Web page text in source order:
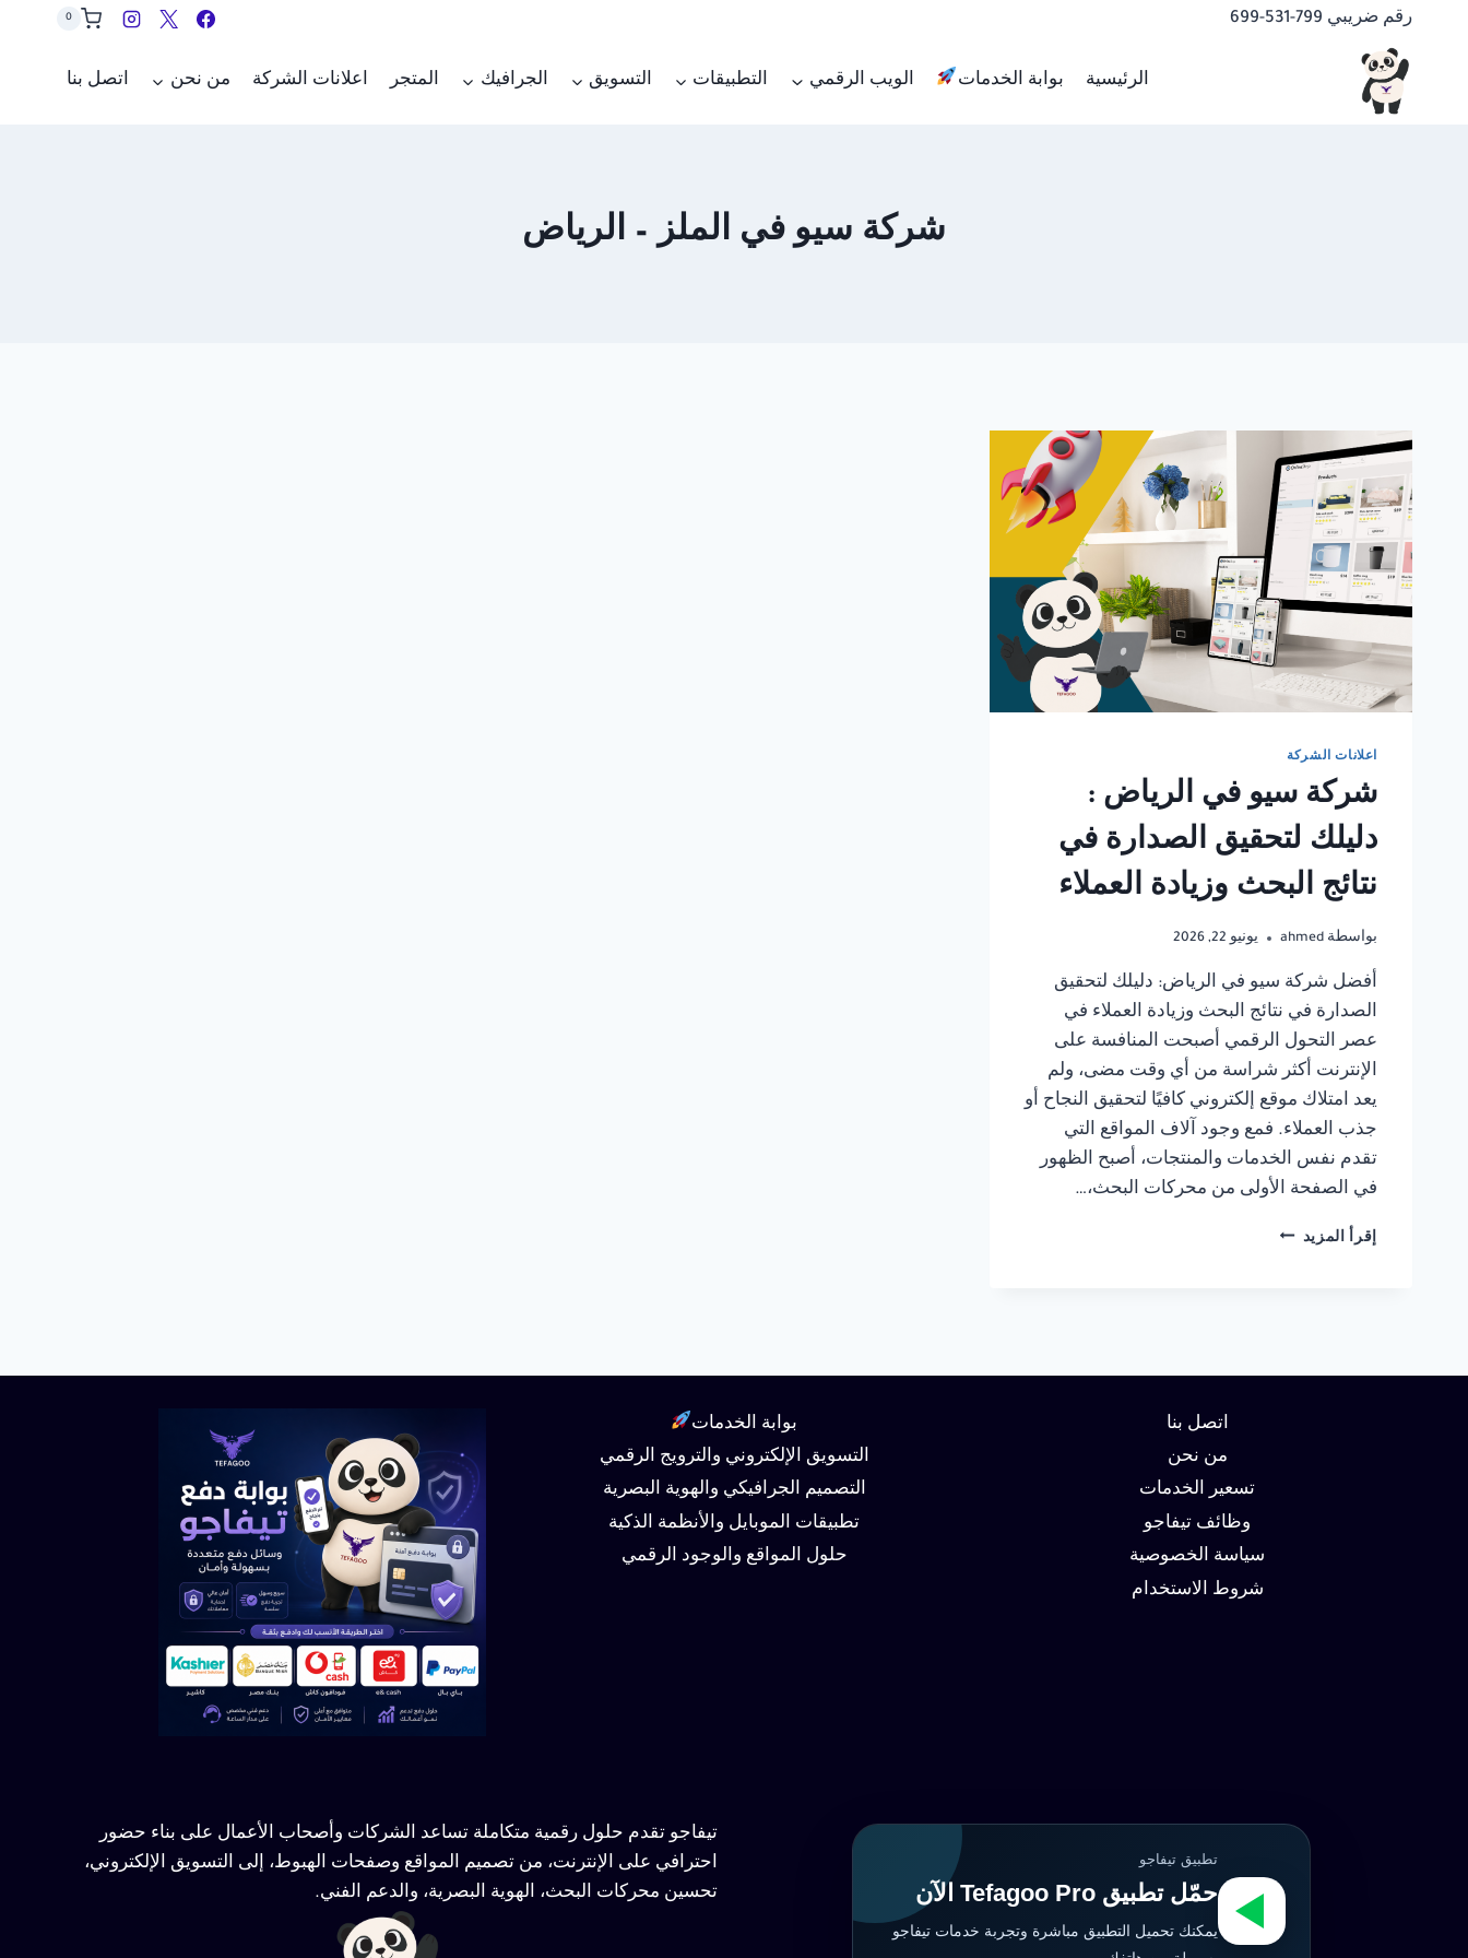
المحتوى
رقم ضريبي 799-531-699 0
الرئيسية بوابة الخدمات الويب الرقمي التطبيقات التسويق الجرافيك المتجر اعلانات الشركة من نحن اتصل بنا
شركة سيو في الملز – الرياض
اعلانات الشركة
شركة سيو في الرياض :
دليلك لتحقيق الصدارة في
نتائج البحث وزيادة العملاء
بواسطة ahmed يونيو 22, 2026
أفضل شركة سيو في الرياض: دليلك لتحقيق
الصدارة في نتائج البحث وزيادة العملاء في
عصر التحول الرقمي أصبحت المنافسة على
الإنترنت أكثر شراسة من أي وقت مضى، ولم
يعد امتلاك موقع إلكتروني كافيًا لتحقيق النجاح أو
جذب العملاء. فمع وجود آلاف المواقع التي
تقدم نفس الخدمات والمنتجات، أصبح الظهور
في الصفحة الأولى من محركات البحث،…
إقرأ المزيد شركة
اتصل بنا
من نحن
تسعير الخدمات
وظائف تيفاجو
سياسة الخصوصية
شروط الاستخدام
بوابة الخدمات
التسويق الإلكتروني والترويج الرقمي
التصميم الجرافيكي والهوية البصرية
تطبيقات الموبايل والأنظمة الذكية
حلول المواقع والوجود الرقمي
تطبيق تيفاجو
حمّل تطبيق Tefagoo Pro الآن
يمكنك تحميل التطبيق مباشرة وتجربة خدمات تيفاجو
تيفاجو تقدم حلول رقمية متكاملة تساعد الشركات وأصحاب الأعمال على بناء حضور
احترافي على الإنترنت، من تصميم المواقع وصفحات الهبوط، إلى التسويق الإلكتروني،
تحسين محركات البحث، الهوية البصرية، والدعم الفني.